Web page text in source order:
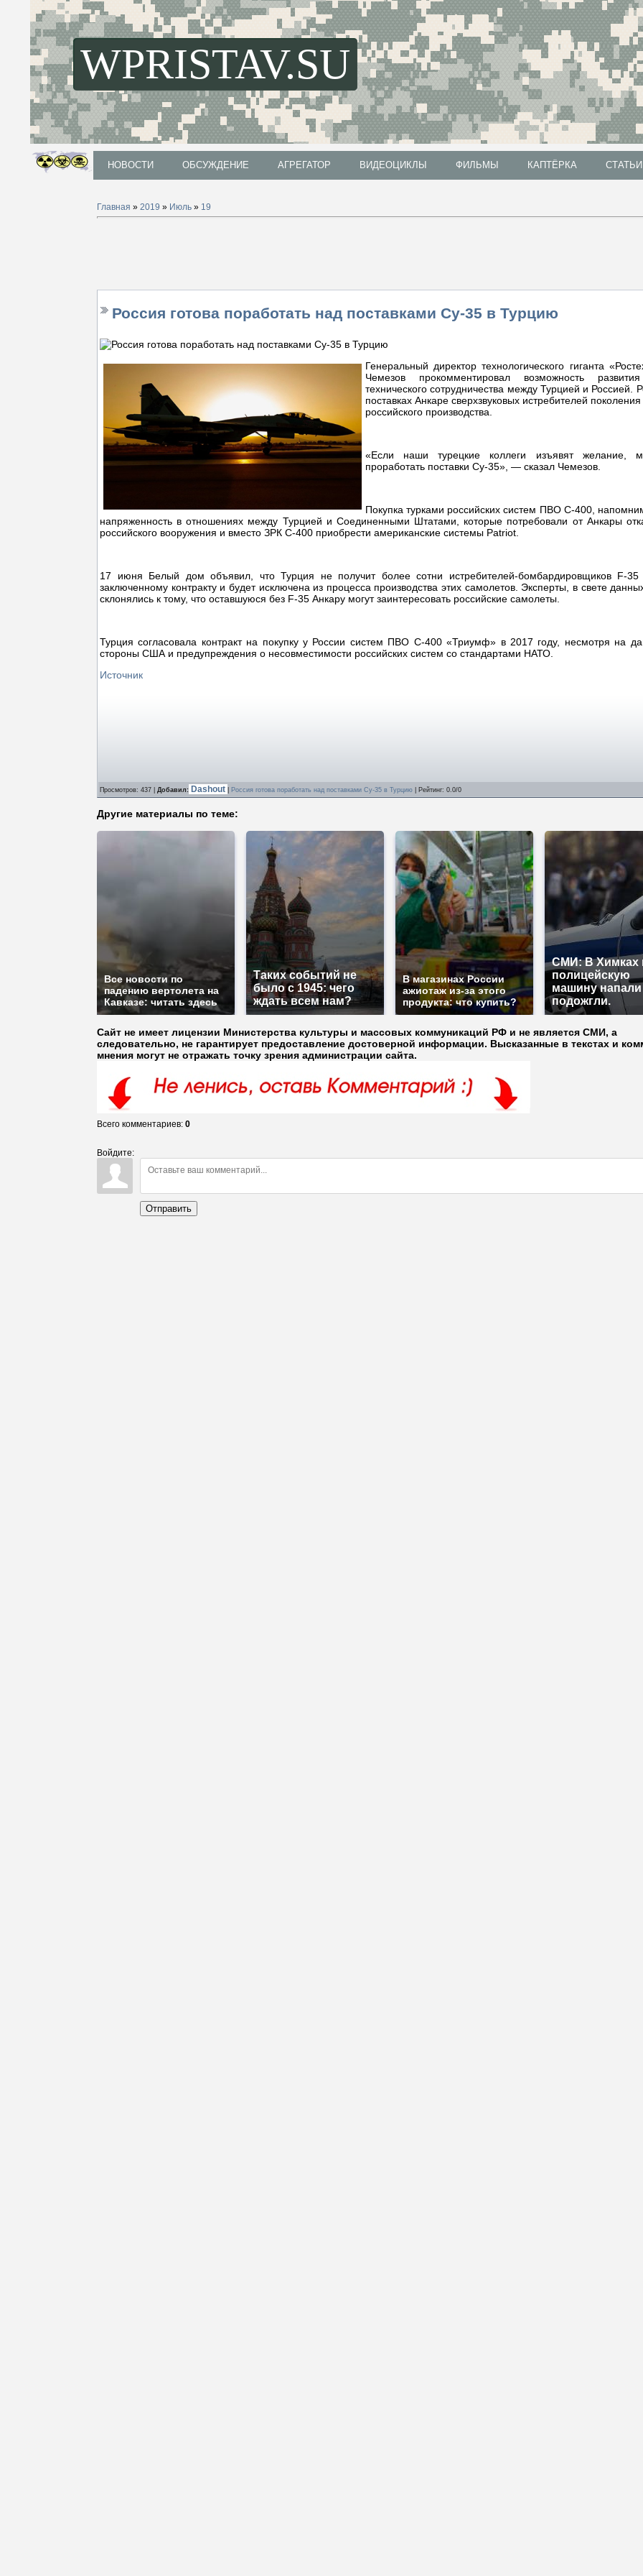
WPRISTAV.SU
НОВОСТИ ОБСУЖДЕНИЕ АГРЕГАТОР ВИДЕОЦИКЛЫ ФИЛЬМЫ КАПТЁРКА СТАТЬИ
Главная » 2019 » Июль » 19
Россия готова поработать над поставками Су-35 в Турцию
Генеральный директор технологического гиганта
Чемезов прокомментировал возможность
технического сотрудничества между Турцией и Россией.
поставках Анкаре сверхзвуковых истребителей
российского производства.
«Если наши турецкие коллеги изъявят желание,
проработать поставки Су-35», — сказал Чемезов.
Покупка турками российских систем ПВО С-400,
напряженность в отношениях между Турцией и Соединенными Штатами, которые потребовали от Анкары
российского вооружения и вместо ЗРК С-400 приобрести американские системы Patriot.
17 июня Белый дом объявил, что Турция не получит более сотни истребителей-бомбардировщиков F-
заключенному контракту и будет исключена из процесса производства этих самолетов. Эксперты, в свете
склонялись к тому, что оставшуюся без F-35 Анкару могут заинтересовать российские самолеты.
Турция согласовала контракт на покупку у России систем ПВО С-400 «Триумф» в 2017 году, несмотря на
стороны США и предупреждения о несовместимости российских систем со стандартами НАТО.
Источник
Просмотров: 437 | Добавил: Dashout Россия готова поработать над поставками Су-35 в Турцию Рейтинг: 0.0/0
Другие материалы по теме:
Все новости по
падению вертолета на
Кавказе: читать здесь
Таких событий не
было с 1945: чего
ждать всем нам?
В магазинах России
ажиотаж из-за этого
продукта: что купить?
СМИ: В Химках
полицейскую
машину напали
подожгли.
Сайт не имеет лицензии Министерства культуры и массовых коммуникаций РФ и не является СМИ, а
следовательно, не гарантирует предоставление достоверной информации. Высказанные в текстах и
мнения могут не отражать точку зрения администрации сайта.
Всего комментариев: 0
Войдите:
Отправить